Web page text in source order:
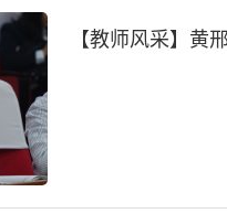
【教师风采】黄